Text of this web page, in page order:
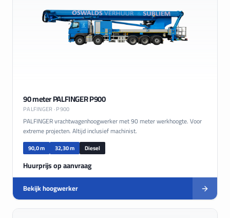
90 meter PALFINGER P900
PALFINGER · P900
PALFINGER vrachtwagenhoogwerker met 90 meter werkhoogte. Voor
extreme projecten. Altijd inclusief machinist.
90,0 m 32,30 m Diesel
Huurprijs op aanvraag
Bekijk hoogwerker